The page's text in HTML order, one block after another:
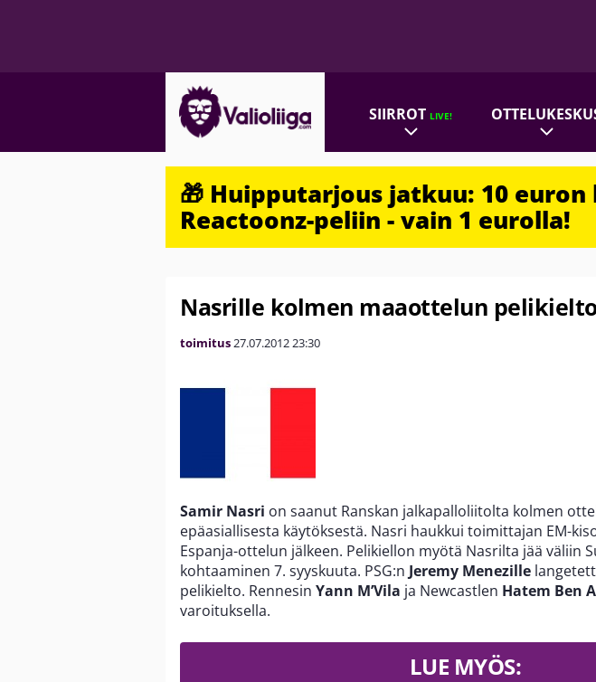
SIIRROTLIVE!
🎁 Huipputarjous jatkuu: 10
Reactoonz-peliin - vain 1 eurolla!
Nasrille kolmen maaottelun
toimitus27.07.201223:30
Samir Nasri on saanut Ranskan jalkapalloliitolta kolmen
epäasiallisesta käytöksestä. Nasri haukkui toimittajan EM-
Espanja-ottelun jälkeen. Pelikiellon myötä Nasrilta jää väliin
kohtaaminen 7. syyskuuta. PSG:n Jeremy Menezille
pelikielto. Rennesin Yann M’Vila ja Newcastlen Hatem Ben
varoituksella.
LUE MYÖS: